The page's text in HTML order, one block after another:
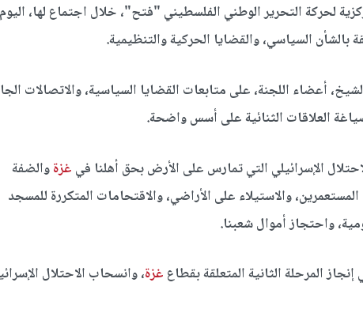
لحركة التحرير الوطني الفلسطيني "فتح"، خلال اجتماع لها، اليوم
السياسي، والقضايا الحركية والتنظيمية.
أعضاء اللجنة، على متابعات القضايا السياسية، والاتصالات
العلاقات الثنائية على أسس واضحة.
الإسرائيلي التي تمارس على الأرض بحق أهلنا في غزةوالضفة
والاستيلاء على الأراضي، والاقتحامات المتكررة للمسجد
واحتجاز أموال شعبنا.
المرحلة الثانية المتعلقة بقطاع غزة، وانسحاب الاحتلال